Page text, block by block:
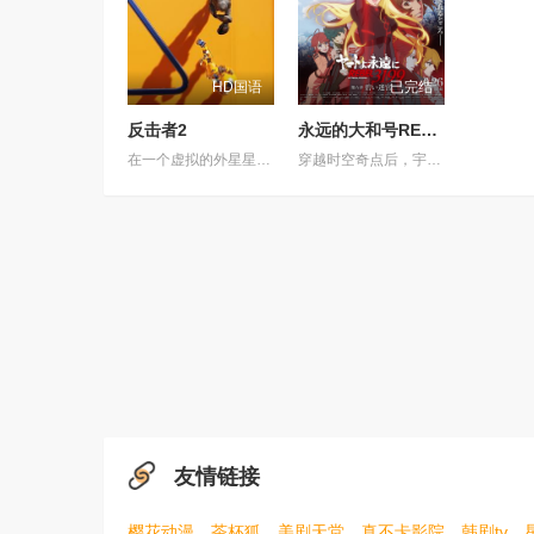
HD国语
反击者2
在一个虚拟的外星星球上，反击者是一个专业的商业机器人拳击运动员，他在不锈钢教练的培养下，击败了糖铁机器人，赢得了一次商业比赛
已完结
永远的大和号REBEL3199第六章碧蓝迷宫
穿越时空奇点后，宇宙战舰大和号抵达了一个全新的世界。这里并非未来，而是2026年的东京。远在加米拉斯战争爆发之前。一个未受行星核弹摧残的古老地球。如果大和号在这个时代驶向加米拉斯星球，未来或许会被改变。德萨里姆试图实现的“历史篡改”——土门龙介也面临着同样的诱惑。人类被德萨里姆改造的未来，以及战争本身的历史，或许都会消失。宇宙战舰大和号——以及他们自身——也将不复存在。然而，和平将会留存。一个阻止悲剧发生的绝望愿望。在莎夏猩红双眼的注视下，大和号化作一艘漆黑的战舰。在它留下的痕迹尽头，等待着它的是什么？
友情链接